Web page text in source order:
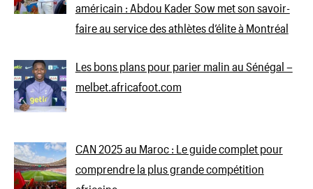
américain : Abdou Kader Sow met son savoir-
faire au service des athlètes d’élite à Montréal
Les bons plans pour parier malin au Sénégal –
melbet.africafoot.com
CAN 2025 au Maroc : Le guide complet pour
comprendre la plus grande compétition